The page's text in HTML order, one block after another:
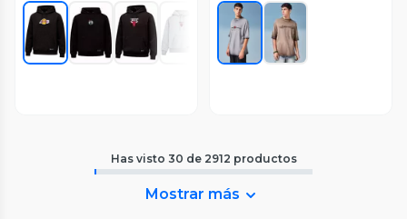
Has visto 30 de 2912 productos
Mostrar más